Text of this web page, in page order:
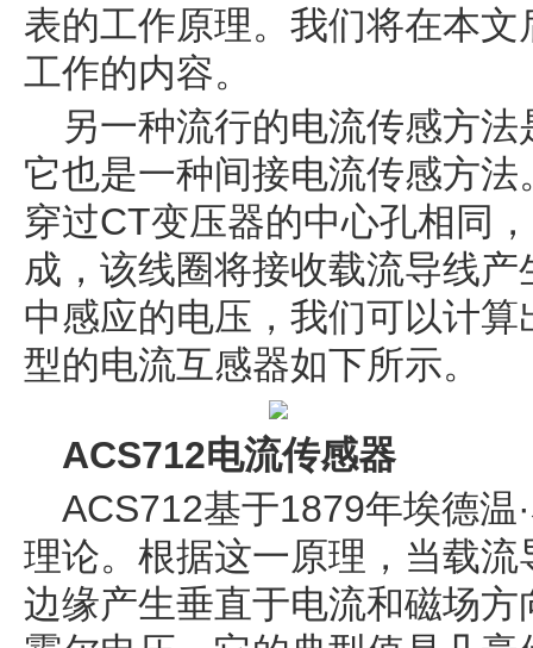
表的工作原理。我们将在本
工作的内容。
另一种流行的电流传感方
它也是一种间接电流传感方
穿过CT变压器的中心孔相同
成，该线圈将接收载流导线
中感应的电压，我们可以计
型的电流互感器如下所示。
ACS712电流传感器
ACS712基于1879年埃德温
理论。根据这一原理，当载
边缘产生垂直于电流和磁场